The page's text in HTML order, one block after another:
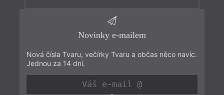
Novinky e-mailem
Nová čísla Tvaru, večírky Tvaru a občas něco navíc.
Jednou za 14 dní.